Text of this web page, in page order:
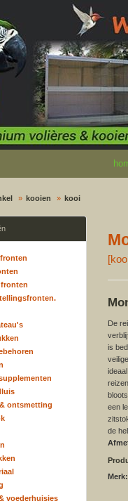
kooien kooi
[
De
is
een
de
Merk:
ontsmetting
voederhuisjes